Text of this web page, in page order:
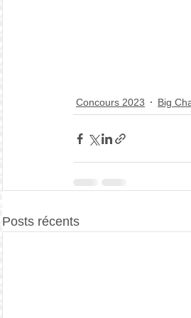
Concours 2023 Big
Posts récents